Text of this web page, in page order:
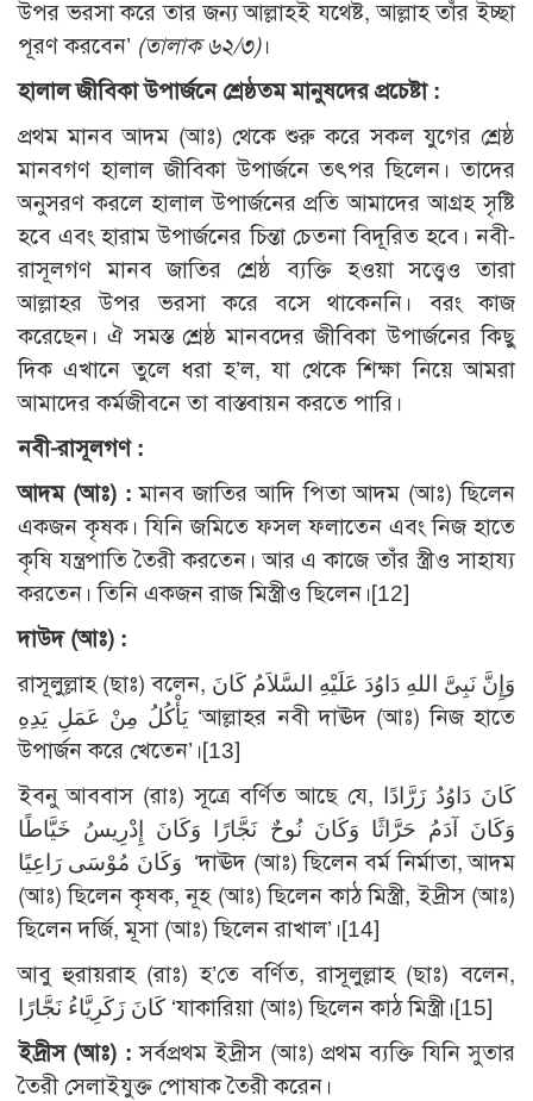
উপর ভরসা করে তার জন্য আল্লাহই যথেষ্ট, আল্লাহ তাঁর ইচ্ছা
পূরণ করবেন’ (তালাক ৬২/৩)।
হালাল জীবিকা উপার্জনে শ্রেষ্ঠতম মানুষদের প্রচেষ্টা :
প্রথম মানব আদম (আঃ) থেকে শুরু করে সকল যুগের শ্রেষ্ঠ
মানবগণ হালাল জীবিকা উপার্জনে তৎপর ছিলেন। তাদের
অনুসরণ করলে হালাল উপার্জনের প্রতি আমাদের আগ্রহ সৃষ্টি
হবে এবং হারাম উপার্জনের চিন্তা চেতনা বিদূরিত হবে। নবী-
রাসূলগণ মানব জাতির শ্রেষ্ঠ ব্যক্তি হওয়া সত্ত্বেও তারা
আল্লাহর উপর ভরসা করে বসে থাকেননি। বরং কাজ
করেছেন। ঐ সমস্ত শ্রেষ্ঠ মানবদের জীবিকা উপার্জনের কিছু
দিক এখানে তুলে ধরা হ’ল, যা থেকে শিক্ষা নিয়ে আমরা
আমাদের কর্মজীবনে তা বাস্তবায়ন করতে পারি।
নবী-রাসূলগণ :
আদম (আঃ) : মানব জাতির আদি পিতা আদম (আঃ) ছিলেন
একজন কৃষক। যিনি জমিতে ফসল ফলাতেন এবং নিজ হাতে
কৃষি যন্ত্রপাতি তৈরী করতেন। আর এ কাজে তাঁর স্ত্রীও সাহায্য
করতেন। তিনি একজন রাজ মিস্ত্রীও ছিলেন।[12]
দাউদ (আঃ) :
রাসূলু্ল্লাহ (ছাঃ) বলেন, وَإِنَّ نَبِىَّ اللهِ دَاوُدَ عَلَيْهِ السَّلاَمُ كَانَ
يَأْكُلُ مِنْ عَمَلِ يَدِهِ ‘আল্লাহর নবী দাঊদ (আঃ) নিজ হাতে
উপার্জন করে খেতেন’।[13]
ইবনু আববাস (রাঃ) সূত্রে বর্ণিত আছে যে, كَانَ دَاوُدُ زَرَّادًا
وَكَانَ آدَمُ حَرَّاثًا وَكَانَ نُوحٌ نَجَّارًا وَكَانَ إِدْرِيسُ خَيَّاطًا
وَكَانَ مُوْسَى رَاعِيًا ‘দাঊদ (আঃ) ছিলেন বর্ম নির্মাতা, আদম
(আঃ) ছিলেন কৃষক, নূহ (আঃ) ছিলেন কাঠ মিস্ত্রী, ইদ্রীস (আঃ)
ছিলেন দর্জি, মূসা (আঃ) ছিলেন রাখাল’।[14]
আবু হুরায়রাহ (রাঃ) হ’তে বর্ণিত, রাসূলুল্লাহ (ছাঃ) বলেন,
كَانَ زَكَرِيَّاءُ نَجَّارًا ‘যাকারিয়া (আঃ) ছিলেন কাঠ মিস্ত্রী।[15]
ইদ্রীস (আঃ) : সর্বপ্রথম ইদ্রীস (আঃ) প্রথম ব্যক্তি যিনি সুতার
তৈরী সেলাইযুক্ত পোষাক তৈরী করেন।